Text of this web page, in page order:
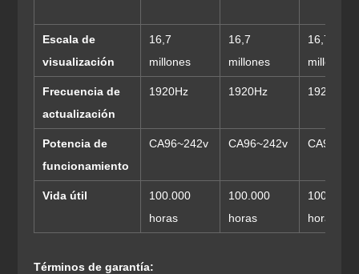
Escala de
visualización
16,7
millones
16,7
millones
16,7
millones
Frecuencia de
actualización
1920Hz 1920Hz 1920Hz
Potencia de
funcionamiento
CA96~242v CA96~242v
Vida útil
100.000
horas
100.000
horas
100.000
horas
Términos de garantía: